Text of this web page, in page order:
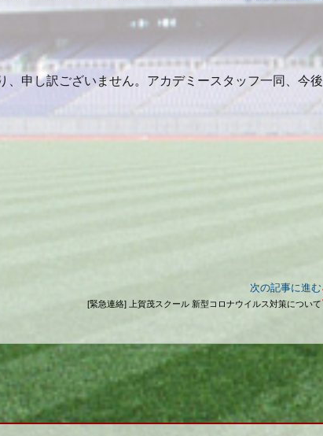
申し訳ございません。アカデミースタッフ一同、今後
次の記事に進む
[緊急連絡] 上賀茂スクール 新型コロナウイルス対策について